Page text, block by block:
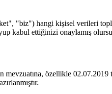
"biz") hangi kişisel verileri
kabul ettiğinizi onaylamış
özellikle